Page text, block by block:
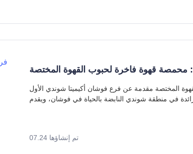
محمصة قهوة فاخرة لحبوب القهوة المختصة
فرع فوشان أكيميتا شوندي الأول: محمصة قهوة فاخرة لحبوب القهوة المختصة مقدمة عن فرع فوشان أكيميتا شوندي الأول
في منطقة شوندي النابضة بالحياة في فوشان، ويقدم
تم إنشاؤها 07.24